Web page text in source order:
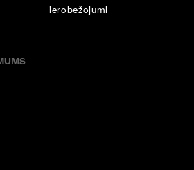
ierobežojumi